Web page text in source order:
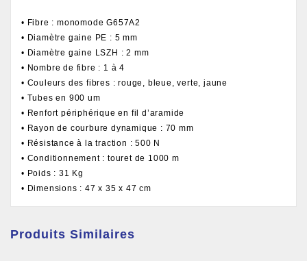
• Fibre : monomode G657A2
• Diamètre gaine PE : 5 mm
• Diamètre gaine LSZH : 2 mm
• Nombre de fibre : 1 à 4
• Couleurs des fibres : rouge, bleue, verte, jaune
• Tubes en 900 um
• Renfort périphérique en fil d’aramide
• Rayon de courbure dynamique : 70 mm
• Résistance à la traction : 500 N
• Conditionnement : touret de 1000 m
• Poids : 31 Kg
• Dimensions : 47 x 35 x 47 cm
Produits Similaires